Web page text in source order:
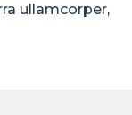
ullamcorper,